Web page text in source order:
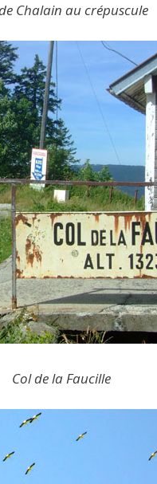
Chalain au crépuscule
Col de la Faucille